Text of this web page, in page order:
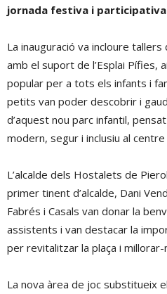
jornada festiva i
La inauguració va incloure
amb el suport de l’Esplai Pífies,
popular per a tots els infants i
petits van poder descobrir i
d’aquest nou parc infantil,
modern, segur i inclusiu al centre
L’alcalde dels Hostalets de
primer tinent d’alcalde, Dani
Fabrés i Casals van donar la
assistents i van destacar la
per revitalitzar la plaça i millorar-
La nova àrea de joc substitueix